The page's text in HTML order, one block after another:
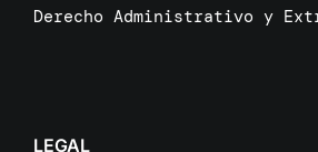
Derecho Administrativo y
LEGAL